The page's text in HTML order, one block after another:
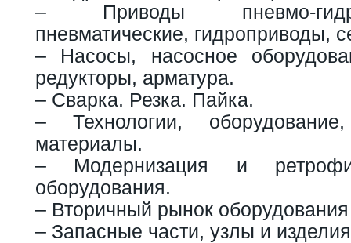
– Приводы пневмо-
пневматические, гидроприводы,
– Насосы, насосное
редукторы, арматура.
– Сварка. Резка. Пайка.
– Технологии,
материалы.
– Модернизация и
оборудования.
– Вторичный рынок
– Запасные части, узлы и